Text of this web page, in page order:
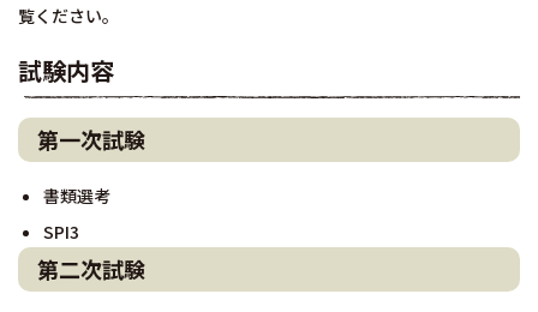
覧ください。
試験内容
第一次試験
書類選考
SPI3
第二次試験